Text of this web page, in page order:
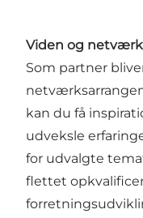
Viden og netværk
Som partner
kan du få
udveksle
for udvalgte
flettet